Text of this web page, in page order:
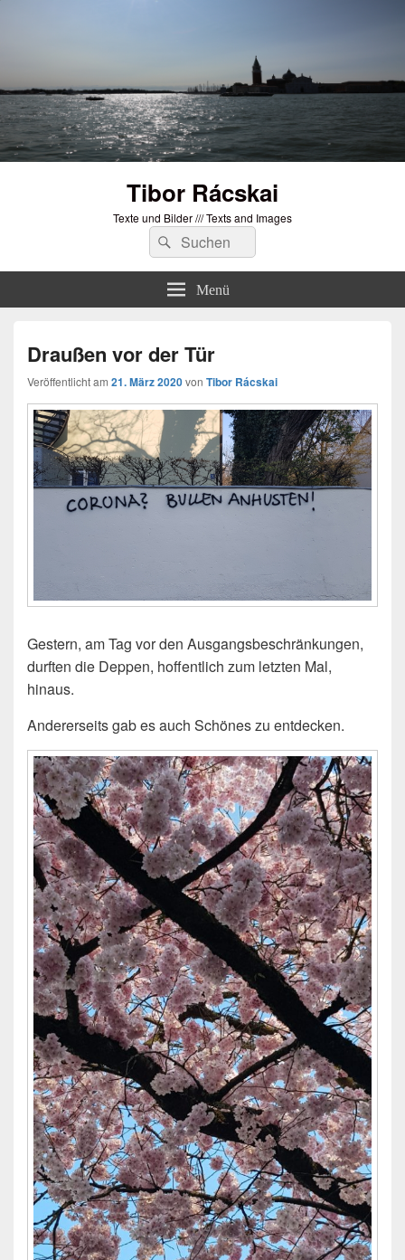
Tibor Rácskai
Texte und Bilder /// Texts and Images
Suchen
nach:
Suchen
Menü
Draußen vor der Tür
Veröffentlicht am 21. März 2020von Tibor Rácskai
Gestern, am Tag vor den Ausgangsbeschränkungen,
durften die Deppen, hoffentlich zum letzten Mal,
hinaus.
Andererseits gab es auch Schönes zu entdecken.